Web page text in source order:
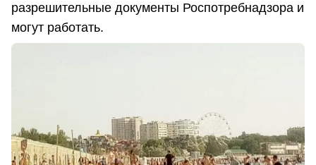
разрешительные документы Роспотребнадзора и
могут работать.